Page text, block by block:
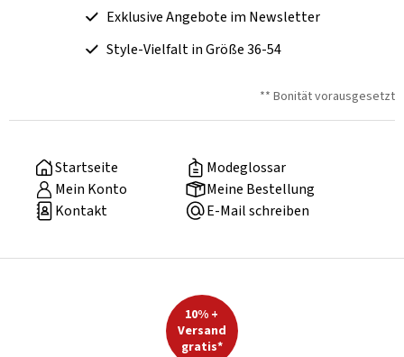
Exklusive Angebote im Newsletter
Style-Vielfalt in Größe 36-54
** Bonität vorausgesetzt
Startseite
Modeglossar
Mein Konto
Meine Bestellung
Kontakt
E-Mail schreiben
10% +
Versand
gratis*